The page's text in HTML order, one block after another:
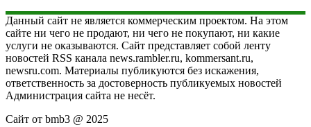
Данный сайт не является коммерческим проектом. На этом
сайте ни чего не продают, ни чего не покупают, ни какие
услуги не оказываются. Сайт представляет собой ленту
новостей RSS канала news.rambler.ru, kommersant.ru,
newsru.com. Материалы публикуются без искажения,
ответственность за достоверность публикуемых новостей
Администрация сайта не несёт.
Сайт от bmb3 @ 2025